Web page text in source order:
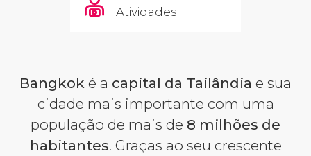
Atividades
Bangkok é a capital da Tailândia e sua
cidade mais importante com uma
população de mais de 8 milhões de
habitantes. Graças ao seu crescente